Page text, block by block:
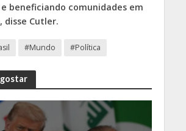
beneficiando comunidades em
disse Cutler.
#Mundo #Política